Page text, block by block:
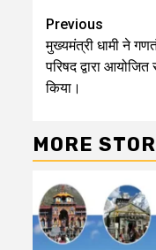
Continue
Reading
Previous
मुख्यमंत्री धामी ने
परिषद द्वारा
किया।
MORE